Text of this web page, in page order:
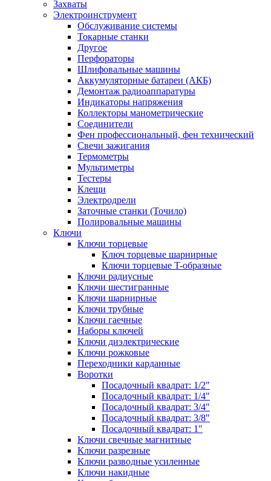
Захваты
Электроинструмент
Обслуживание системы
Токарные станки
Другое
Перфораторы
Шлифовальные машины
Аккумуляторные батареи (АКБ)
Демонтаж радиоаппаратуры
Индикаторы напряжения
Коллекторы манометрические
Соединители
Фен профессиональный, фен технический
Свечи зажигания
Термометры
Мультиметры
Тестеры
Клещи
Электродрели
Заточные станки (Точило)
Полировальные машины
Ключи
Ключи торцевые
Ключ торцевые шарнирные
Ключи торцевые T-образные
Ключи радиусные
Ключи шестигранные
Ключи шарнирные
Ключи трубные
Ключи гаечные
Наборы ключей
Ключи диэлектрические
Ключи рожковые
Переходники карданные
Воротки
Посадочный квадрат: 1/2"
Посадочный квадрат: 1/4"
Посадочный квадрат: 3/4"
Посадочный квадрат: 3/8"
Посадочный квадрат: 1"
Ключи свечные магнитные
Ключи разрезные
Ключи разводные усиленные
Ключи накидные